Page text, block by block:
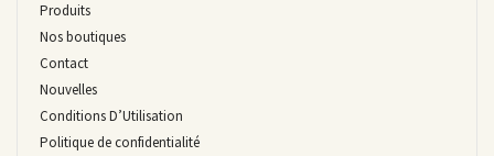
Produits
Nos boutiques
Contact
Nouvelles
Conditions D’Utilisation
Politique de confidentialité